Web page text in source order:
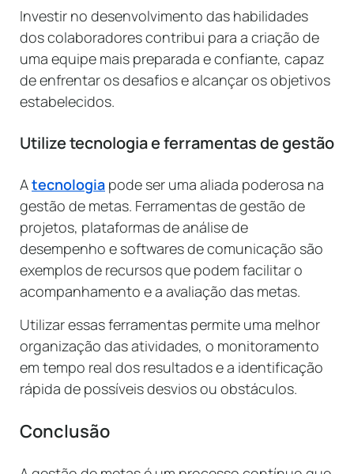
Investir no desenvolvimento das habilidades
dos colaboradores contribui para a criação de
uma equipe mais preparada e confiante, capaz
de enfrentar os desafios e alcançar os objetivos
estabelecidos.
Utilize tecnologia e ferramentas de gestão
Atecnologia pode ser uma aliada poderosa na
gestão de metas. Ferramentas de gestão de
projetos, plataformas de análise de
desempenho e softwares de comunicação são
exemplos de recursos que podem facilitar o
acompanhamento e a avaliação das metas.
Utilizar essas ferramentas permite uma melhor
organização das atividades, o monitoramento
em tempo real dos resultados e a identificação
rápida de possíveis desvios ou obstáculos.
Conclusão